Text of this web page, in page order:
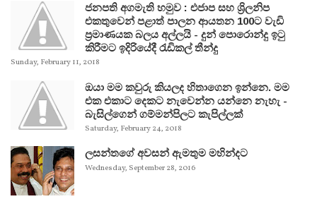
ජනපති අගමැති හමුව : එජාප සහ ශ්‍රිලනිප
එකතුවෙන් පළාත් පාලන ආයතන 100ට වැඩි
ප්‍රමාණයක බලය අල්ලයි - දුන් පොරොන්දු ඉටු
කිරීමට ඉදිරියේදී රැඩිකල් තීන්දු
Sunday, February 11, 2018
ඔයා මම කවුරු කියලද හිතාගෙන ඉන්නෙ. මම
එක එකාට දෙකට නැවෙන්න යන්නෙ නැහැ -
බැසිල්ගෙන් ගම්මන්පිලට කැපිල්ලක්
Saturday, February 24, 2018
ලසන්තගේ අවසන් ඇමතුම මහින්දට
Wednesday, September 28, 2016